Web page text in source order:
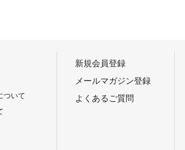
ついて
新規会員登録
メールマガジン登録
よくあるご質問